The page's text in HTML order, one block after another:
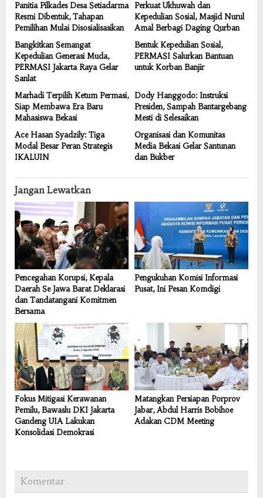
Panitia Pilkades Desa Setiadarma
Resmi Dibentuk, Tahapan
Pemilihan Mulai Disosialisasikan
Perkuat Ukhuwah dan
Kepedulian Sosial, Masjid Nurul
Amal Berbagi Daging Qurban
Bangkitkan Semangat
Kepedulian Generasi Muda,
PERMASI Jakarta Raya Gelar
Sanlat
Bentuk Kepedulian Sosial,
PERMASI Salurkan Bantuan
untuk Korban Banjir
Marhadi Terpilih Ketum Permasi,
Siap Membawa Era Baru
Mahasiswa Bekasi
Dody Hanggodo: Instruksi
Presiden, Sampah Bantargebang
Mesti di Selesaikan
Ace Hasan Syadzily: Tiga
Modal Besar Peran Strategis
IKALUIN
Organisasi dan Komunitas
Media Bekasi Gelar Santunan
dan Bukber
Jangan Lewatkan
Pencegahan Korupsi, Kepala
Daerah Se Jawa Barat Deklarasi
dan Tandatangani Komitmen
Bersama
Pengukuhan Komisi Informasi
Pusat, Ini Pesan Komdigi
Fokus Mitigasi Kerawanan
Pemilu, Bawaslu DKI Jakarta
Gandeng UIA Lakukan
Konsolidasi Demokrasi
Matangkan Persiapan Porprov
Jabar, Abdul Harris Bobihoe
Adakan CDM Meeting
Komentar